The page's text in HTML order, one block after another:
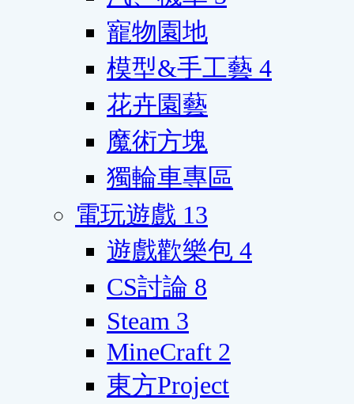
寵物園地
模型&手工藝 4
花卉園藝
魔術方塊
獨輪車專區
電玩遊戲 13
遊戲歡樂包 4
CS討論 8
Steam 3
MineCraft 2
東方Project